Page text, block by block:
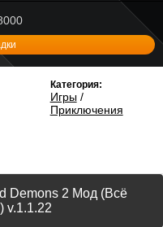
Категория:
Игры/
Приключения
Demons 2 Мод (Всё
v.1.1.22